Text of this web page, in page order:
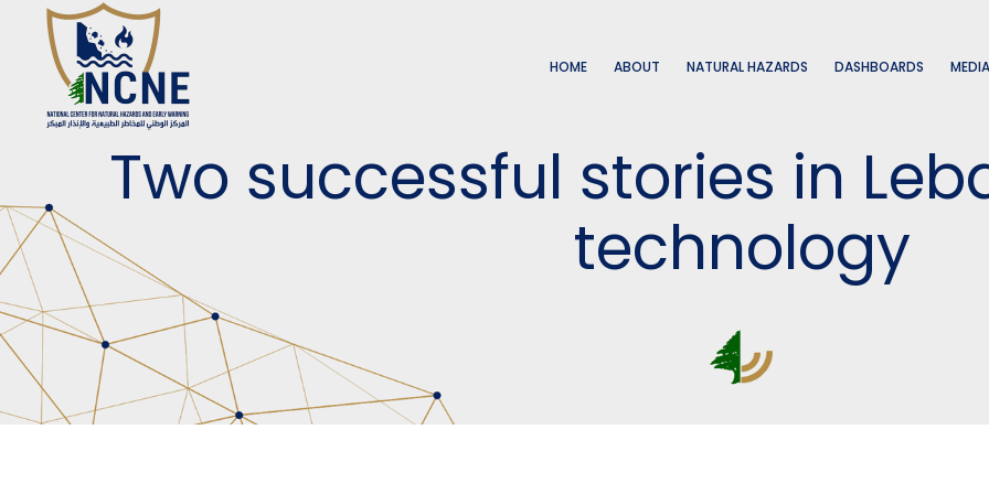
HOME ABOUT NATURAL HAZARDS DASHBOARDS MEDIA
Two successful stories in
technology